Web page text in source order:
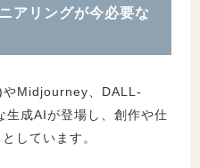
アリングが今必要な
Midjourney、DALL-
成AIが登場し、創作や仕
しています。